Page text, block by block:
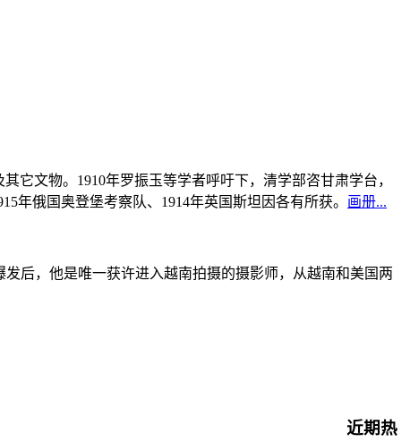
它文物。1910年罗振玉等学者呼吁下，清学部咨甘肃学台，
年俄国奥登堡考察队、1914年英国斯坦因各有所获。 画册...
后，他是唯一获许进入越南拍摄的摄影师，从越南和美国两
近期热